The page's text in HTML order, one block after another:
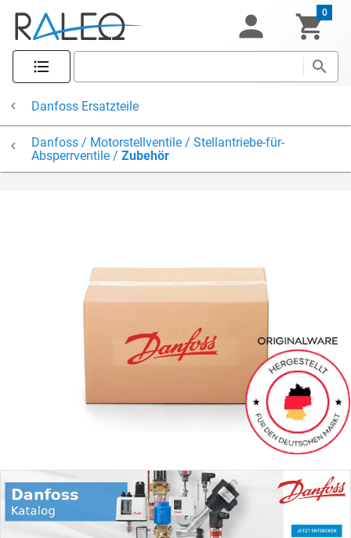
0
Danfoss Ersatzteile
Danfoss / Motorstellventile / Stellantriebe-für-
Absperrventile / Zubehör